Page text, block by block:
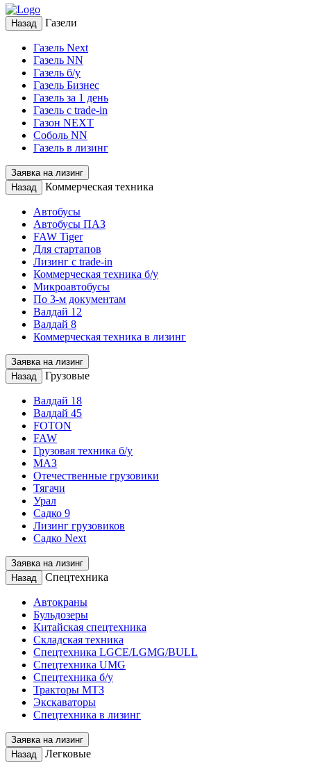
Назад Газели
Газель Next
Газель NN
Газель б/у
Газель Бизнес
Газель за 1 день
Газель с trade-in
Газон NEXT
Соболь NN
Газель в лизинг
Заявка на лизинг
Назад
Коммерческая техника
Автобусы
Автобусы ПАЗ
FAW Tiger
Для стартапов
Лизинг с trade-in
Коммерческая техника б/у
Микроавтобусы
По 3-м документам
Валдай 12
Валдай 8
Коммерческая техника в лизинг
Заявка на лизинг
Назад
Грузовые
Валдай 18
Валдай 45
FOTON
FAW
Грузовая техника б/у
МАЗ
Отечественные грузовики
Тягачи
Урал
Садко 9
Лизинг грузовиков
Садко Next
Заявка на лизинг
Назад
Спецтехника
Автокраны
Бульдозеры
Китайская спецтехника
Складская техника
Спецтехника LGCE/LGMG/BULL
Спецтехника UMG
Спецтехника б/у
Тракторы МТЗ
Экскаваторы
Спецтехника в лизинг
Заявка на лизинг
Назад
Легковые